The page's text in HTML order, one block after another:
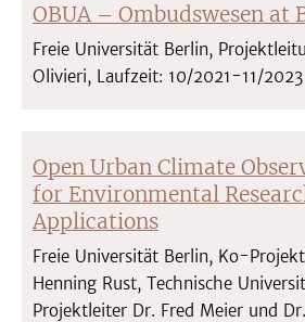
OBUA – Ombudswesen at
Freie Universität Berlin,
Olivieri, Laufzeit: 10/2021-11/2023
Open Urban Climate
for Environmental
Applications
Freie Universität Berlin, Ko-
Henning Rust, Technische
Projektleiter Dr. Fred Meier und